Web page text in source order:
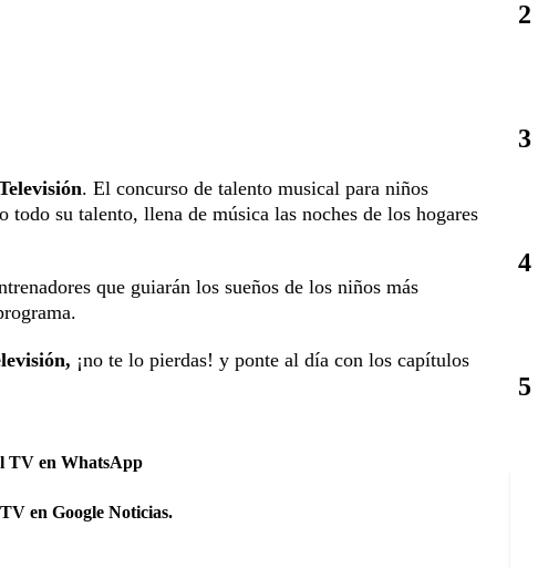
. El concurso de talento musical para niños
todo su talento, llena de música las noches de los hogares
que guiarán los sueños de los niños más
¡no te lo pierdas! y ponte al día con los capítulos
TV en WhatsApp
en Google Noticias.